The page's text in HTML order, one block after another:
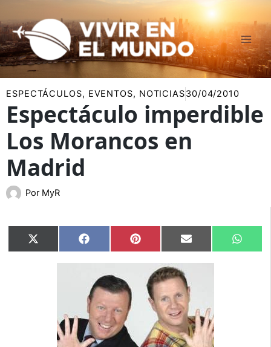
al
contenido
ESPECTÁCULOS, EVENTOS, NOTICIAS30/04/2010
Espectáculo imperdible
Los Morancos en
Madrid
Por MyR
Compartir
en
X
(Twitter)
Compartir
en
Facebook Compartir
en
Pinterest Compartir
en
Email
en